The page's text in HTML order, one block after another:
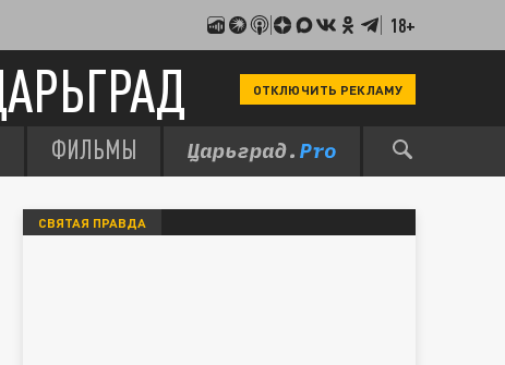
18+
ОТКЛЮЧИТЬ РЕКЛАМУ
ФИЛЬМЫ
СВЯТАЯ ПРАВДА